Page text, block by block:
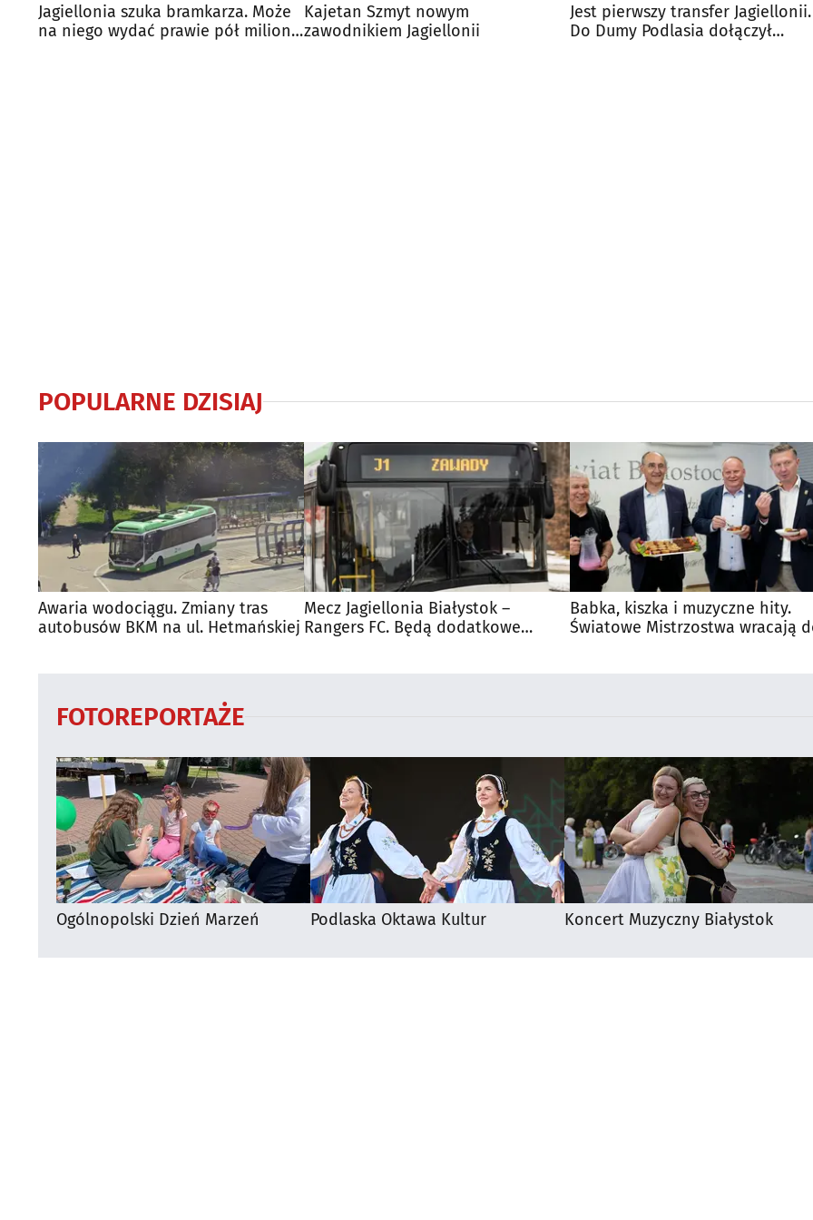
Jagiellonia szuka bramkarza. Może
na niego wydać prawie pół miliona
Kajetan Szmyt nowym
zawodnikiem Jagiellonii
Jest pierwszy transfer Jagiellonii.
Do Dumy Podlasia dołączył
POPULARNE DZISIAJ
Awaria wodociągu. Zmiany tras
autobusów BKM na ul. Hetmańskiej
Mecz Jagiellonia Białystok –
Rangers FC. Będą dodatkowe
Babka, kiszka i muzyczne hity.
Światowe Mistrzostwa wracają
FOTOREPORTAŻE
Ogólnopolski Dzień Marzeń Podlaska Oktawa Kultur Koncert Muzyczny Białystok